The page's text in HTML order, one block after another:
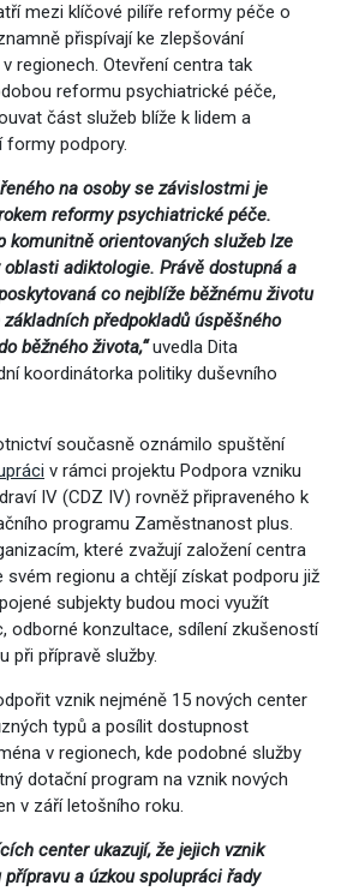
mezi klíčové pilíře reformy péče o
přispívají ke zlepšování
regionech. Otevření centra tak
reformu psychiatrické péče,
část služeb blíže k lidem a
formy podpory.
na osoby se závislostmi je
reformy psychiatrické péče.
komunitně orientovaných služeb lze
adiktologie. Právě dostupná a
co nejblíže běžnému životu
předpokladů úspěšného
běžného života,“uvedla Dita
koordinátorka politiky duševního
současně oznámilo spuštění
v rámci projektu Podpora vzniku
IV (CDZ IV) rovněž připraveného k
programu Zaměstnanost plus.
které zvažují založení centra
svém regionu a chtějí získat podporu již
subjekty budou moci využít
odborné konzultace, sdílení zkušeností
při přípravě služby.
vznik nejméně 15 nových center
typů a posílit dostupnost
v regionech, kde podobné služby
dotační program na vznik nových
v září letošního roku.
center ukazují, že jejich vznik
přípravu a úzkou spolupráci řady